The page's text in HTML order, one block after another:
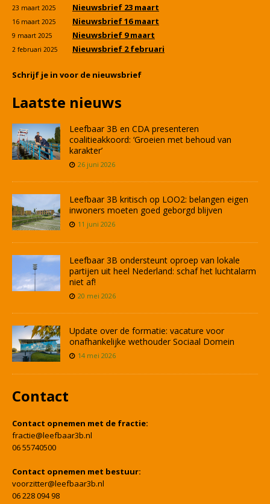
23 maart 2025 Nieuwsbrief 23 maart
16 maart 2025 Nieuwsbrief 16 maart
9 maart 2025 Nieuwsbrief 9 maart
2 februari 2025 Nieuwsbrief 2 februari
Schrijf je in voor de nieuwsbrief
Laatste nieuws
Leefbaar 3B en CDA presenteren
coalitieakkoord: ‘Groeien met behoud van
karakter’
26 juni 2026
Leefbaar 3B kritisch op LOO2: belangen eigen
inwoners moeten goed geborgd blijven
11 juni 2026
Leefbaar 3B ondersteunt oproep van lokale
partijen uit heel Nederland: schaf het luchtalarm
niet af!
20 mei 2026
Update over de formatie: vacature voor
onafhankelijke wethouder Sociaal Domein
14 mei 2026
Contact
Contact opnemen met de fractie:
fractie@leefbaar3b.nl
06 55740500
Contact opnemen met bestuur:
voorzitter@leefbaar3b.nl
06 228 094 98